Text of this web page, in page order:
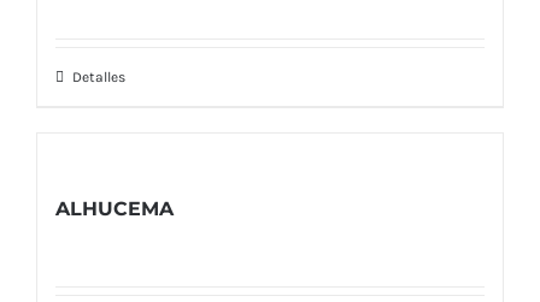
Detalles
ALHUCEMA